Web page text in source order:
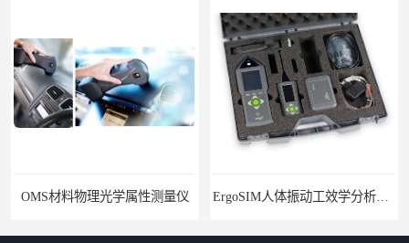
OMS材料物理光学属性测量仪